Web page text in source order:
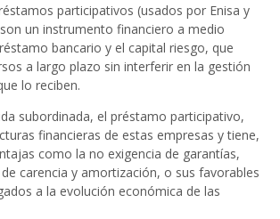
participativos (usados por Enisa y
un instrumento financiero a medio
bancario y el capital riesgo, que
a largo plazo sin interferir en la gestión
lo reciben.
subordinada, el préstamo participativo,
financieras de estas empresas y tiene,
como la no exigencia de garantías,
carencia y amortización, o sus favorables
a la evolución económica de las